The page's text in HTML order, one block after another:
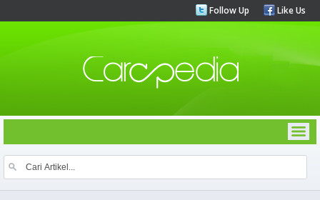
Follow Up Like Us